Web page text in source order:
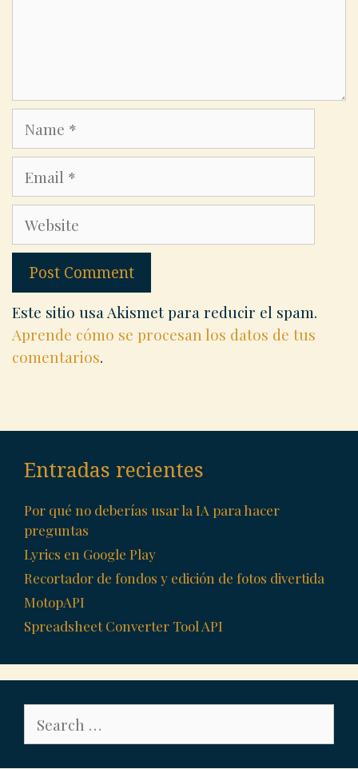
Website
Este sitio usa Akismet para reducir el spam.
Aprende cómo se procesan los datos de tus
comentarios.
Entradas recientes
Por qué no deberías usar la IA para hacer
preguntas
Lyrics en Google Play
Recortador de fondos y edición de fotos divertida
MotopAPI
Spreadsheet Converter Tool API
for: